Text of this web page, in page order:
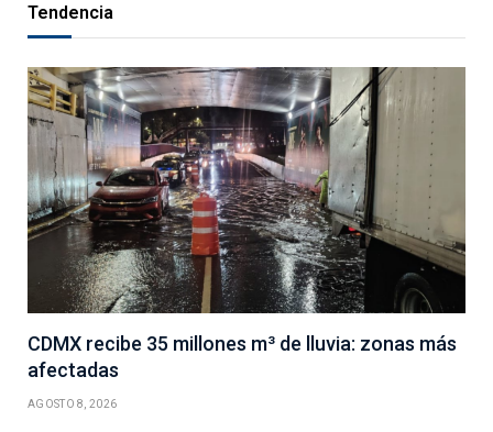
Tendencia
CDMX recibe 35 millones m³ de lluvia: zonas más
afectadas
AGOSTO 8, 2026